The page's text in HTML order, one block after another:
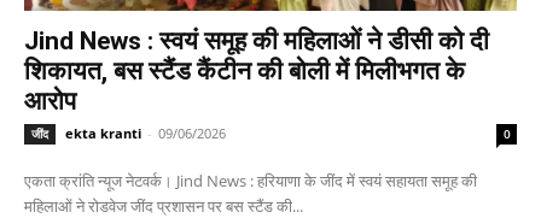
Jind News : स्वयं समूह की महिलाओं ने डीसी को दी
शिकायत, बस स्टैंड कैंटीन की बोली में मिलीभगत के
आरोप
जींद ekta kranti - 09/06/2026 0
एकता क्रांति न्यूज नेटवर्क। Jind News : हरियाणा के जींद में स्वयं सहायता समूह की
महिलाओं ने रोडवेज जींद प्रशासन पर बस स्टैंड की...